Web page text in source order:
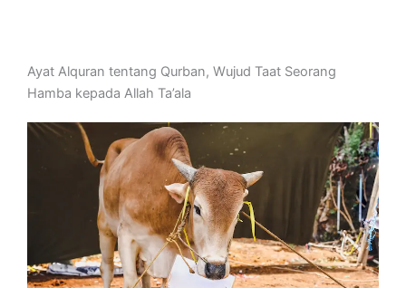
Ayat Alquran tentang Qurban, Wujud Taat Seorang
Hamba kepada Allah Ta’ala